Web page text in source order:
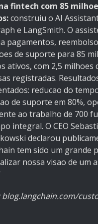
fintech com 85
construiu o AI
e LangSmith. O
pagamentos,
de suporte para 85
ativos, com 2,5 milhoes
registradas.
reducao do
de suporte em 80%,
ao trabalho de 700
integral. O CEO
declarou
tem sido um grande
nossa visao de um
blog.langchain.com/